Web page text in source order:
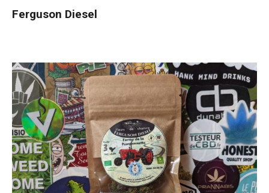
Ferguson Diesel